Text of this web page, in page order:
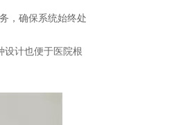
，确保系统始终处
设计也便于医院根